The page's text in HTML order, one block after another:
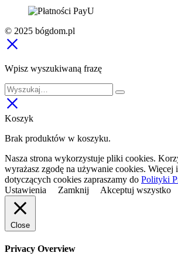
© 2025 bógdom.pl
Wpisz wyszukiwaną frazę
Koszyk
Brak produktów w koszyku.
Nasza strona wykorzystuje pliki cookies.
wyrażasz zgodę na używanie cookies. Więcej
dotyczących cookies zapraszamy do Polityki
Ustawienia
Zamknij Akceptuj wszystko
Close
Privacy Overview